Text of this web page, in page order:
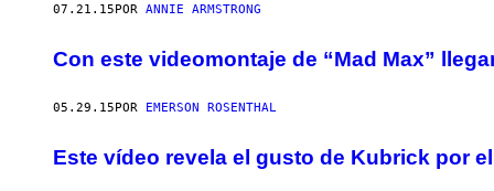
07.21.15POR ANNIE ARMSTRONG
Con este videomontaje de “Mad Max”
05.29.15 POR EMERSON ROSENTHAL
Este vídeo revela el gusto de Kubrick por